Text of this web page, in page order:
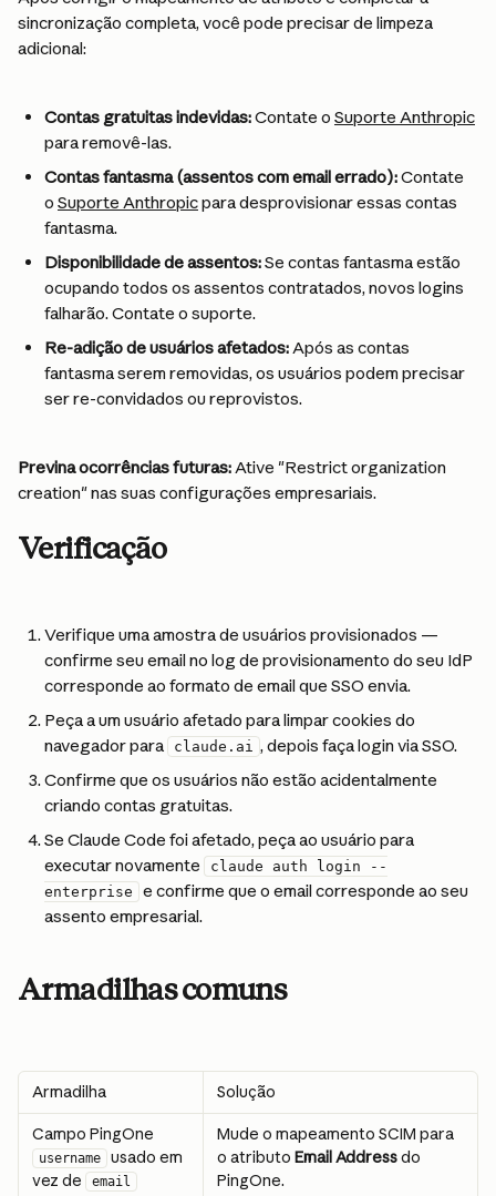
sincronização completa, você pode precisar de limpeza
adicional:
Contas gratuitas indevidas: Contate o Suporte Anthropic
para removê-las.
Contas fantasma (assentos com email errado): Contate
o Suporte Anthropic para desprovisionar essas contas
fantasma.
Disponibilidade de assentos: Se contas fantasma estão
ocupando todos os assentos contratados, novos logins
falharão. Contate o suporte.
Re-adição de usuários afetados: Após as contas
fantasma serem removidas, os usuários podem precisar
ser re-convidados ou reprovistos.
Previna ocorrências futuras: Ative "Restrict organization
creation" nas suas configurações empresariais.
Verificação
Verifique uma amostra de usuários provisionados —
confirme seu email no log de provisionamento do seu IdP
corresponde ao formato de email que SSO envia.
Peça a um usuário afetado para limpar cookies do
navegador para
claude.ai , depois faça login via SSO.
Confirme que os usuários não estão acidentalmente
criando contas gratuitas.
Se Claude Code foi afetado, peça ao usuário para
executar novamente
claude auth login --
enterprise
e confirme que o email corresponde ao seu
assento empresarial.
Armadilhas comuns
Armadilha Solução
Campo PingOne
username
usado em
vez de
email
Mude o mapeamento SCIM para
o atributo Email Address do
PingOne.